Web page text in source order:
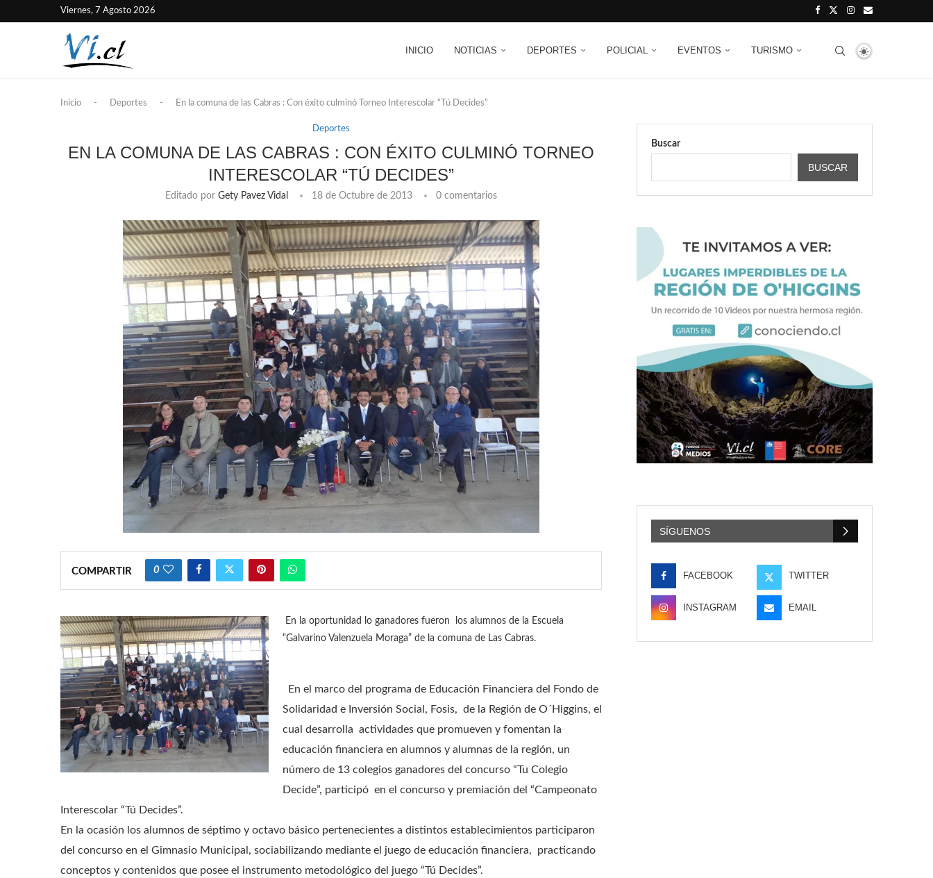
Viernes, 7 Agosto 2026
INICIO NOTICIAS DEPORTES POLICIAL EVENTOS TURISMO
Inicio - Deportes - En la comuna de las Cabras : Con éxito culminó Torneo Interescolar “Tú Decides”
Deportes
EN LA COMUNA DE LAS CABRAS : CON ÉXITO CULMINÓ TORNEO
INTERESCOLAR “TÚ DECIDES”
Editado por Gety Pavez Vidal 18 de Octubre de 2013 0 comentarios
COMPARTIR 0
En la oportunidad lo ganadores fueron los alumnos de la Escuela
“Galvarino Valenzuela Moraga” de la comuna de Las Cabras.
En el marco del programa de Educación Financiera del Fondo de
Solidaridad e Inversión Social, Fosis, de la Región de O´Higgins, el
cual desarrolla actividades que promueven y fomentan la
educación financiera en alumnos y alumnas de la región, un
número de 13 colegios ganadores del concurso “Tu Colegio
Decide”, participó en el concurso y premiación del “Campeonato
Interescolar “Tú Decides”.
En la ocasión los alumnos de séptimo y octavo básico pertenecientes a distintos establecimientos participaron
del concurso en el Gimnasio Municipal, sociabilizando mediante el juego de educación financiera, practicando
conceptos y contenidos que posee el instrumento metodológico del juego “Tú Decides”.
Buscar
BUSCAR
SÍGUENOS
FACEBOOK TWITTER
INSTAGRAM EMAIL